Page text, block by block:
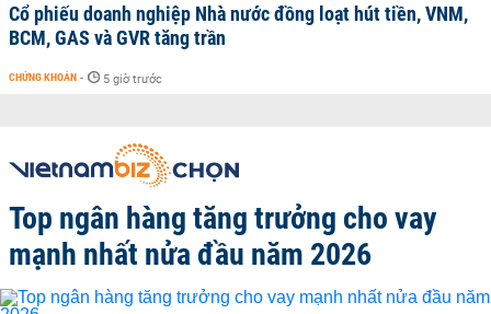
Cổ phiếu doanh nghiệp Nhà nước đồng loạt hút tiền, VNM,
BCM, GAS và GVR tăng trần
CHỨNG KHOÁN - 5 giờ trước
Top ngân hàng tăng trưởng cho vay
mạnh nhất nửa đầu năm 2026